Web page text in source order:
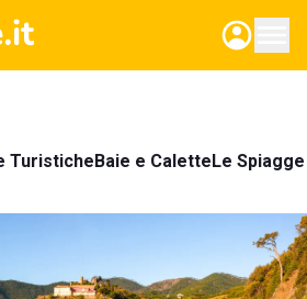
TuristicheBaie e CaletteLe